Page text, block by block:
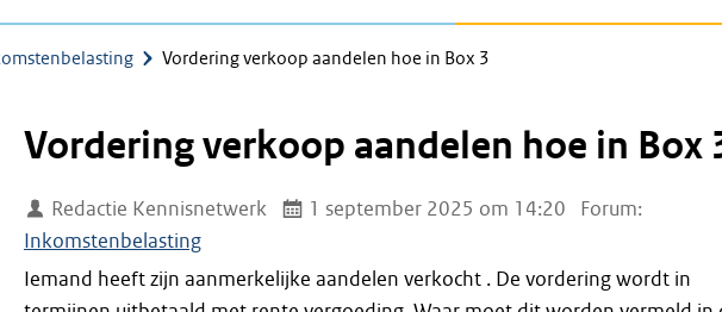
Vordering verkoop aandelen hoe in Box 3
Vordering verkoop aandelen hoe in Box
Redactie Kennisnetwerk 1 september 2025 om 14:20
Forum:
Inkomstenbelasting
Iemand heeft zijn aanmerkelijke aandelen verkocht . De vordering wordt in